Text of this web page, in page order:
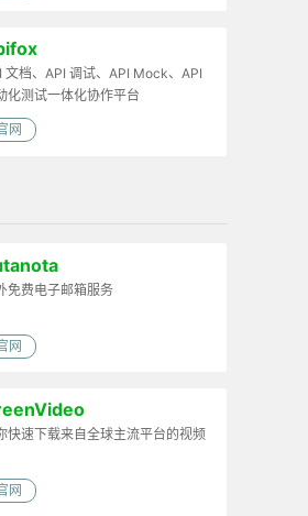
文档、API 调试、API Mock、API
化测试一体化协作平台
网
免费电子邮箱服务
网
快速下载来自全球主流平台的视频
网